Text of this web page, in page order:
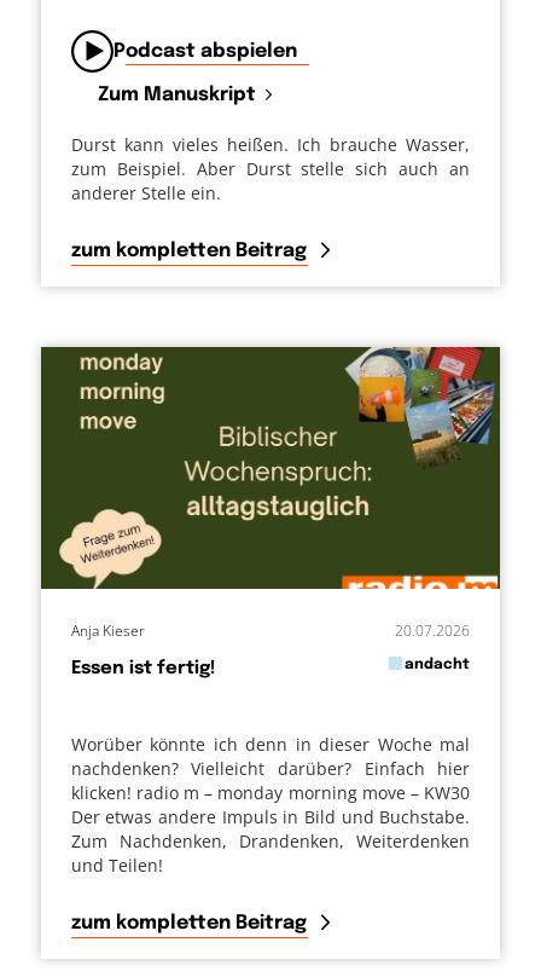
Podcast abspielen
Zum Manuskript
Durst kann vieles heißen. Ich brauche Wasser,
zum Beispiel. Aber Durst stelle sich auch an
anderer Stelle ein.
zum kompletten Beitrag
Essen ist fertig!
20.07.2026
inandacht
Anja Kieser
Worüber könnte ich denn in dieser Woche mal
nachdenken? Vielleicht darüber? Einfach hier
klicken! radio m – monday morning move – KW30
Der etwas andere Impuls in Bild und Buchstabe.
Zum Nachdenken, Drandenken, Weiterdenken
und Teilen!
zum kompletten Beitrag